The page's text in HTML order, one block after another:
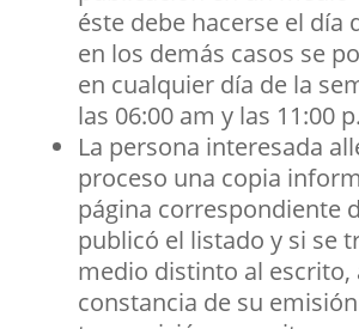
éste debe hacerse el día
en los demás casos se
en cualquier día de la
las 06:00 am y las 11:00
La persona interesada
proceso una copia
página correspondiente
publicó el listado y si se
medio distinto al escrito,
constancia de su